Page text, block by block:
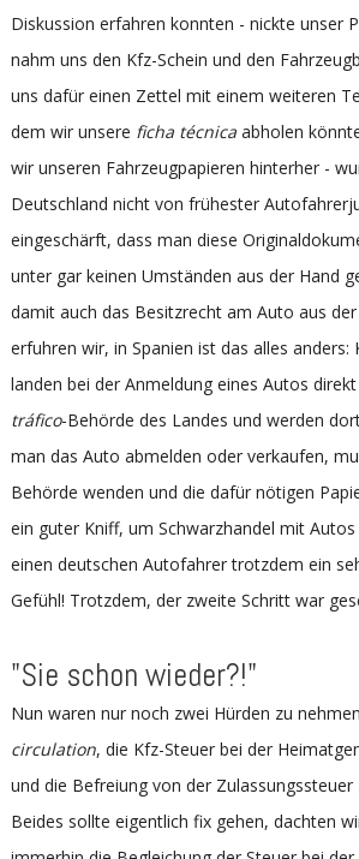
Diskussion erfahren konnten - nickte unser
nahm uns den Kfz-Schein und den
uns dafür einen Zettel mit einem weiteren
dem wir unsere ficha técnicaabholen
wir unseren Fahrzeugpapieren hinterher -
Deutschland nicht von frühester
eingeschärft, dass man diese
unter gar keinen Umständen aus der Hand
damit auch das Besitzrecht am Auto aus
erfuhren wir, in Spanien ist das alles anders:
landen bei der Anmeldung eines Autos
tráfico-Behörde des Landes und werden
man das Auto abmelden oder verkaufen,
Behörde wenden und die dafür nötigen
ein guter Kniff, um Schwarzhandel mit
einen deutschen Autofahrer trotzdem ein
Gefühl! Trotzdem, der zweite Schritt war
"Sie schon wieder?!"
Nun waren nur noch zwei Hürden zu
circulation, die Kfz-Steuer bei der
und die Befreiung von der Zulassungssteuer
Beides sollte eigentlich fix gehen, dachten